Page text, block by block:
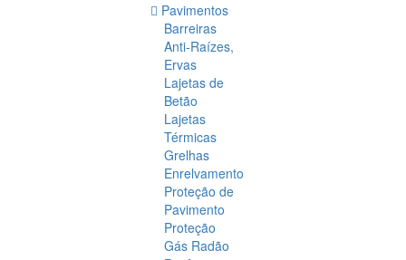
Pavimentos
Barreiras
Anti-Raízes,
Ervas
Lajetas de
Betão
Lajetas
Térmicas
Grelhas
Enrelvamento
Proteção de
Pavimento
Proteção
Gás Radão